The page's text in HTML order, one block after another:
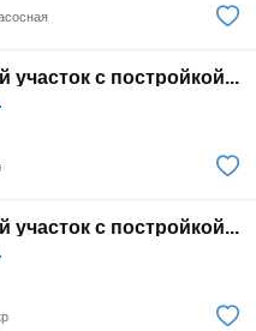
участок с постройкой...
участок с постройкой...